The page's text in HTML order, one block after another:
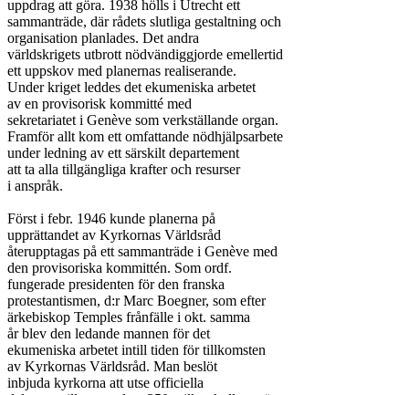
uppdrag att göra. 1938 hölls i Utrecht ett
sammanträde, där rådets slutliga gestaltning och
organisation planlades. Det andra
världskrigets utbrott nödvändiggjorde emellertid
ett uppskov med planernas realiserande.
Under kriget leddes det ekumeniska arbetet
av en provisorisk kommitté med
sekretariatet i Genève som verkställande organ.
Framför allt kom ett omfattande nödhjälpsarbete
under ledning av ett särskilt departement
att ta alla tillgängliga krafter och resurser
i anspråk.
Först i febr. 1946 kunde planerna på
upprättandet av Kyrkornas Världsråd
återupptagas på ett sammanträde i Genève med
den provisoriska kommittén. Som ordf.
fungerade presidenten för den franska
protestantismen, d:r Marc Boegner, som efter
ärkebiskop Temples frånfälle i okt. samma
år blev den ledande mannen för det
ekumeniska arbetet intill tiden för tillkomsten
av Kyrkornas Världsråd. Man beslöt
inbjuda kyrkorna att utse officiella